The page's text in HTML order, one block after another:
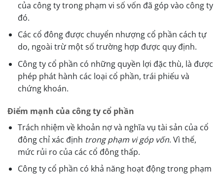
của công ty trong phạm vi số vốn đã góp vào công ty
đó.
Các cổ đông được chuyển nhượng cổ phần cách tự
do, ngoài trừ một số trường hợp được quy định.
Công ty cổ phần có những quyền lợi đặc thù, là được
phép phát hành các loại cổ phần, trái phiếu và
chứng khoán.
Điểm mạnh của công ty cổ phần
Trách nhiệm về khoản nợ và nghĩa vụ tài sản của cổ
đông chỉ xác định trong phạm vi góp vốn. Vì thế,
mức rủi ro của các cổ đông thấp.
Công ty cổ phần có khả năng hoạt động trong phạm